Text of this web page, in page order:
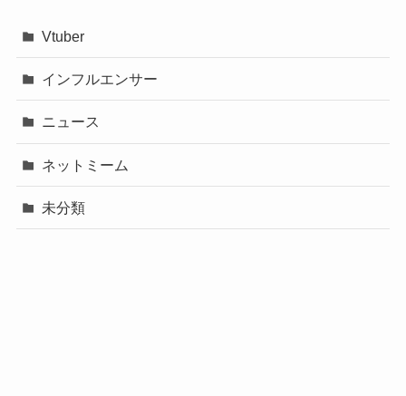
Vtuber
インフルエンサー
ニュース
ネットミーム
未分類